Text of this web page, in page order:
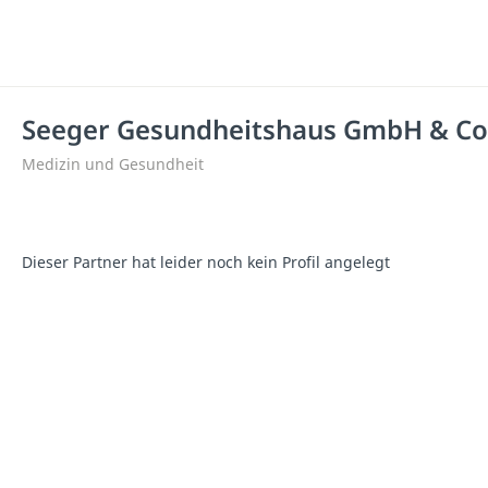
Seeger Gesundheitshaus GmbH &
Medizin und Gesundheit
Dieser Partner hat leider noch kein Profil angelegt